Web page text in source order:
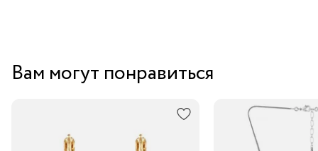
Вам могут понравиться